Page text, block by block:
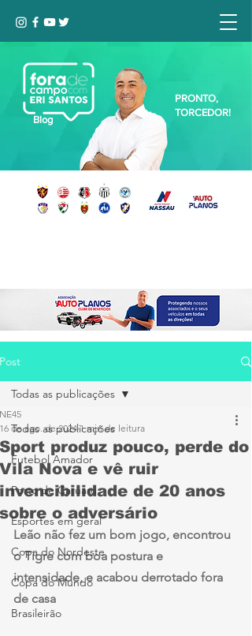
Blog
PRONTO,
TORCEDOR!
Post
Todas as publicações
Futebol Amador
Porto de Caruaru
Esportes em geral
Copa do Nordeste
Copa do Mundo
Brasileirão
Todas as publicações
Sport produz pouco, perde do
Vila Nova e vê ruir
invencibilidade de 20 anos
sobre o adversário
NE45
16 de ago. de 2024 1 min de leitura
Leão não fez um bom jogo, encontrou
o Tigre com boa postura e
intensidade, e acabou derrotado fora
de casa